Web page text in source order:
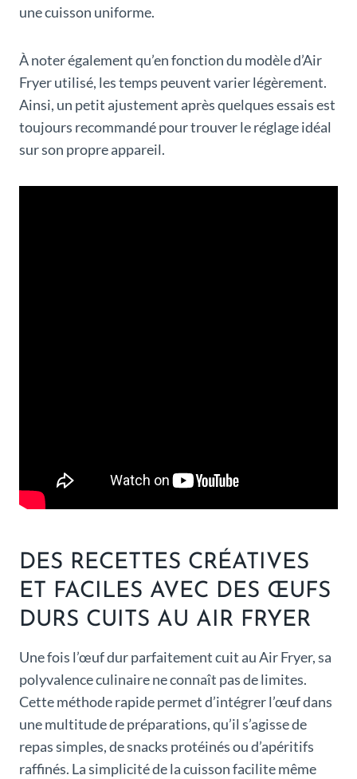
une cuisson uniforme.
À noter également qu’en fonction du modèle d’Air
Fryer utilisé, les temps peuvent varier légèrement.
Ainsi, un petit ajustement après quelques essais est
toujours recommandé pour trouver le réglage idéal
sur son propre appareil.
DES RECETTES CRÉATIVES
ET FACILES AVEC DES ŒUFS
DURS CUITS AU AIR FRYER
Une fois l’œuf dur parfaitement cuit au Air Fryer, sa
polyvalence culinaire ne connaît pas de limites.
Cette méthode rapide permet d’intégrer l’œuf dans
une multitude de préparations, qu’il s’agisse de
repas simples, de snacks protéinés ou d’apéritifs
raffinés. La simplicité de la cuisson facilite même